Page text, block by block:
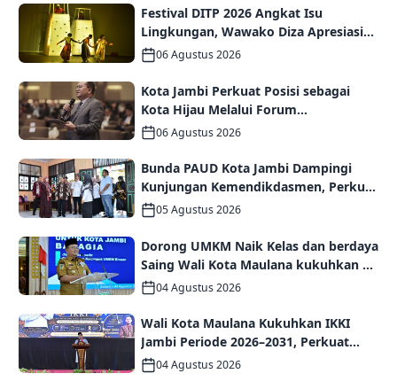
Festival DITP 2026 Angkat Isu
Lingkungan, Wawako Diza Apresiasi
Karya Seniman Jambi
06 Agustus 2026
Kota Jambi Perkuat Posisi sebagai
Kota Hijau Melalui Forum
Internasional IMT-GT GCMC 2026
06 Agustus 2026
Bunda PAUD Kota Jambi Dampingi
Kunjungan Kemendikdasmen, Perkuat
Kolaborasi Wujudkan PAUD
Berkualitas dan Generasi Emas 2045
05 Agustus 2026
Dorong UMKM Naik Kelas dan berdaya
Saing Wali Kota Maulana kukuhkan 35
kelompok UMKM Binaan
04 Agustus 2026
Wali Kota Maulana Kukuhkan IKKI
Jambi Periode 2026–2031, Perkuat
Persaudaraan dan Kolaborasi dalam
Keberagaman
04 Agustus 2026